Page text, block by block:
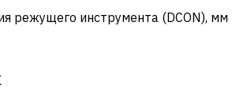
режущего инструмента (DCON), мм